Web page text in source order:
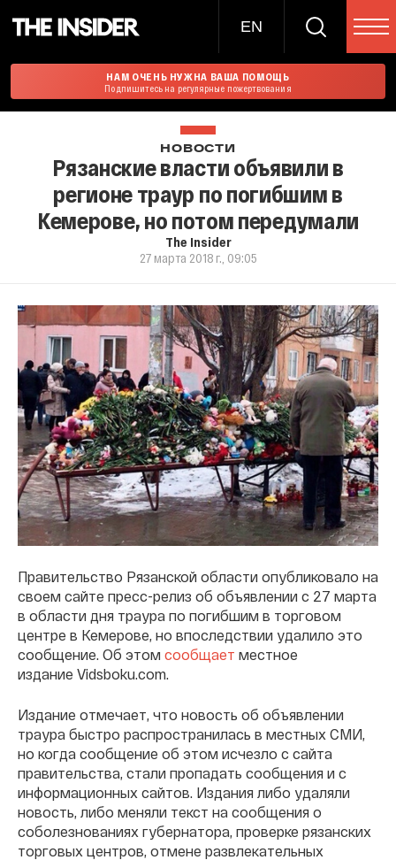
EN
НАМ ОЧЕНЬ НУЖНА ВАША ПОМОЩЬ
Подпишитесь на регулярные пожертвования
НОВОСТИ
Рязанские власти объявили в
регионе траур по погибшим в
Кемерове, но потом передумали
The Insider
27 марта 2018 г., 09:05
Правительство Рязанской области опубликовало на
своем сайте пресс-релиз об объявлении с 27 марта
в области дня траура по погибшим в торговом
центре в Кемерове, но впоследствии удалило это
сообщение. Об этом сообщает местное
издание Vidsboku.com.
Издание отмечает, что новость об объявлении
траура быстро распространилась в местных СМИ,
но когда сообщение об этом исчезло с сайта
правительства, стали пропадать сообщения и с
информационных сайтов. Издания либо удаляли
новость, либо меняли текст на сообщения о
соболезнованиях губернатора, проверке рязанских
торговых центров, отмене развлекательных